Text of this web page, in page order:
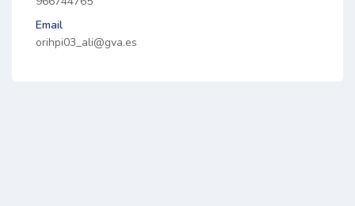
Email
orihpi03_ali@gva.es